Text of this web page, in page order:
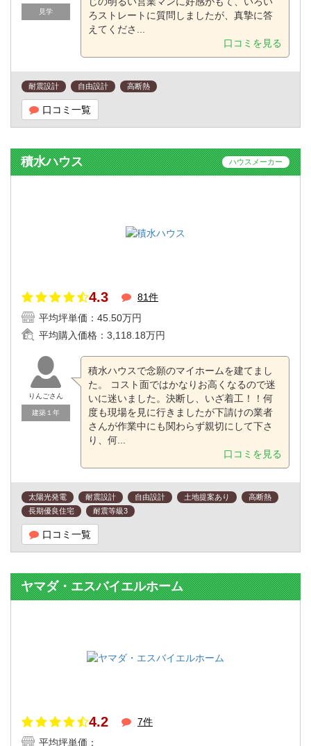
見学
ろストレートに質問しましたが、真摯に答
えてくださ...
口コミを見る
耐震設計 自由設計 高断熱
口コミ一覧
積水ハウス ハウスメーカー
4.3
81件
平均坪単価： 45.50万円
平均購入価格： 3,118.18万円
りんごさん
建築１年
積水ハウスで念願のマイホームを建てまし
た。 コスト面ではかなりお高くなるので迷
いに迷いました。決断し、いざ着工！！何
度も現場を見に行きましたが下請けの業者
さんが作業中にも関わらず親切にして下さ
り、何...
口コミを見る
太陽光発電 耐震設計 自由設計 土地提案あり
高断熱
長期優良住宅
耐震等級3
口コミ一覧
ヤマダ・エスバイエルホーム
4.2
7件
平均坪単価：